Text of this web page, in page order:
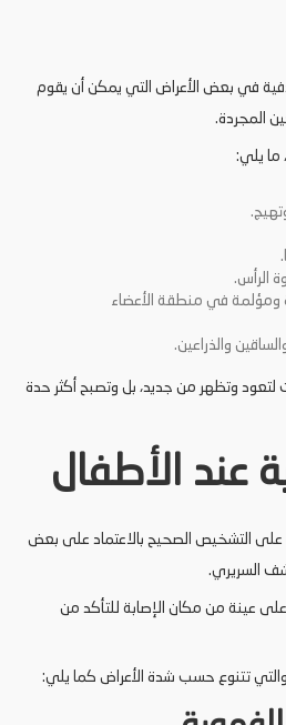
في بعض الأعراض التي يمكن أن يقوم
المجردة.
ما يلي:
الرأس.
ومؤلمة في منطقة الأعضاء
والذراعين.
وتظهر من جديد، بل وتصبح أكثر حدة
عند الأطفال
على التشخيص الصحيح بالاعتماد على بعض
السريري.
عينة من مكان الإصابة للتأكد من
والتي تتنوع حسب شدة الأعراض كما يلي: